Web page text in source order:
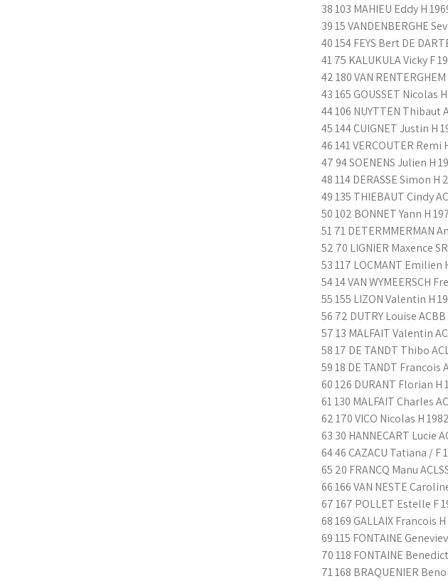
38 103 MAHIEU Eddy H
39 15 VANDENBERGHE
40 154 FEYS Bert DE
41 75 KALUKULA Vicky F
42 180 VAN
43 165 GOUSSET Nicolas
44 106 NUYTTEN Thibaut
45 144 CUIGNET Justin H
46 141 VERCOUTER Remi
47 94 SOENENS Julien H
48 114 DERASSE Simon H
49 135 THIEBAUT Cindy
50 102 BONNET Yann H
51 71 DETERMMERMAN
52 70 LIGNIER Maxence
53 117 LOCMANT Emilien
54 14 VAN WYMEERSCH
55 155 LIZON Valentin H
56 72 DUTRY Louise
57 13 MALFAIT Valentin
58 17 DE TANDT Thibo
59 18 DE TANDT Francois
60 126 DURANT Florian H
61 130 MALFAIT Charles
62 170 VICO Nicolas H
63 30 HANNECART Lucie
64 46 CAZACU Tatiana / F
65 20 FRANCQ Manu
66 166 VAN NESTE
67 167 POLLET Estelle F
68 169 GALLAIX Francois
69 115 FONTAINE
70 118 FONTAINE
71 168 BRAQUENIER